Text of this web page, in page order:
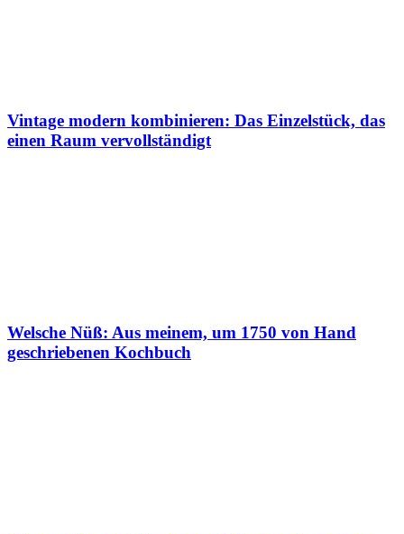
Vintage modern kombinieren: Das Einzelstück, das
einen Raum vervollständigt
Welsche Nüß: Aus meinem, um 1750 von Hand
geschriebenen Kochbuch